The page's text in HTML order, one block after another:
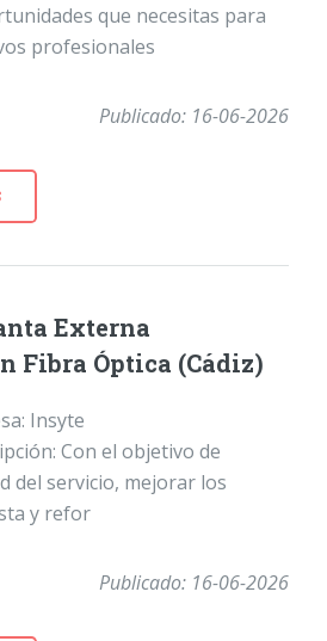
que necesitas para
profesionales
Publicado: 16-06-2026
Externa
Fibra Óptica (Cádiz)
Insyte
Con el objetivo de
del servicio, mejorar los
y refor
Publicado: 16-06-2026